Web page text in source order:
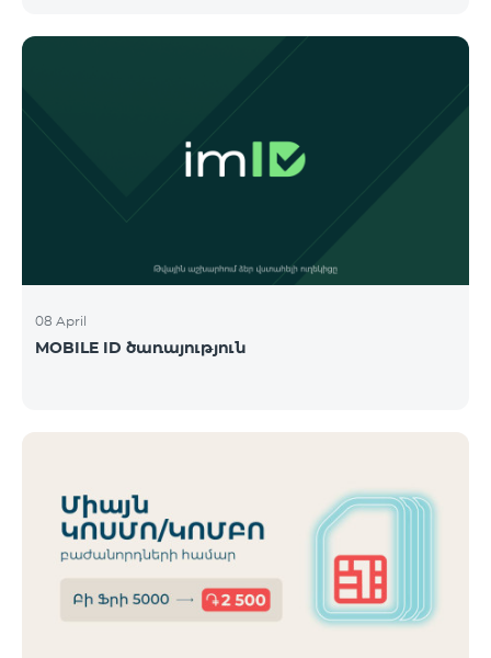
ՀԱԹ 09:00-20:00 09:00-17:00 Երևան Ազատություն
09:00-19:00 09:00-17:00 Երևան Կոմիտաս 1 09:00-
08 April
MOBILE ID ծառայություն